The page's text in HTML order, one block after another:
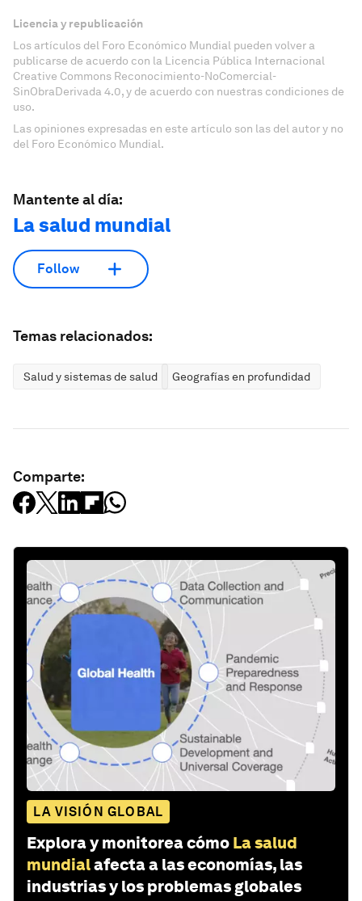
Licencia y republicación
Los artículos del Foro Económico Mundial pueden volver a
publicarse de acuerdo con la Licencia Pública Internacional
Creative Commons Reconocimiento-NoComercial-
SinObraDerivada 4.0, y de acuerdo con nuestras condiciones de
uso.
Las opiniones expresadas en este artículo son las del autor y no
del Foro Económico Mundial.
Mantente al día:
La salud mundial
Follow
Temas relacionados:
Salud y sistemas de salud Geografías en profundidad
Comparte:
LA VISIÓN GLOBAL
Explora y monitorea cómo La salud
mundialafecta a las economías, las
industrias y los problemas globales